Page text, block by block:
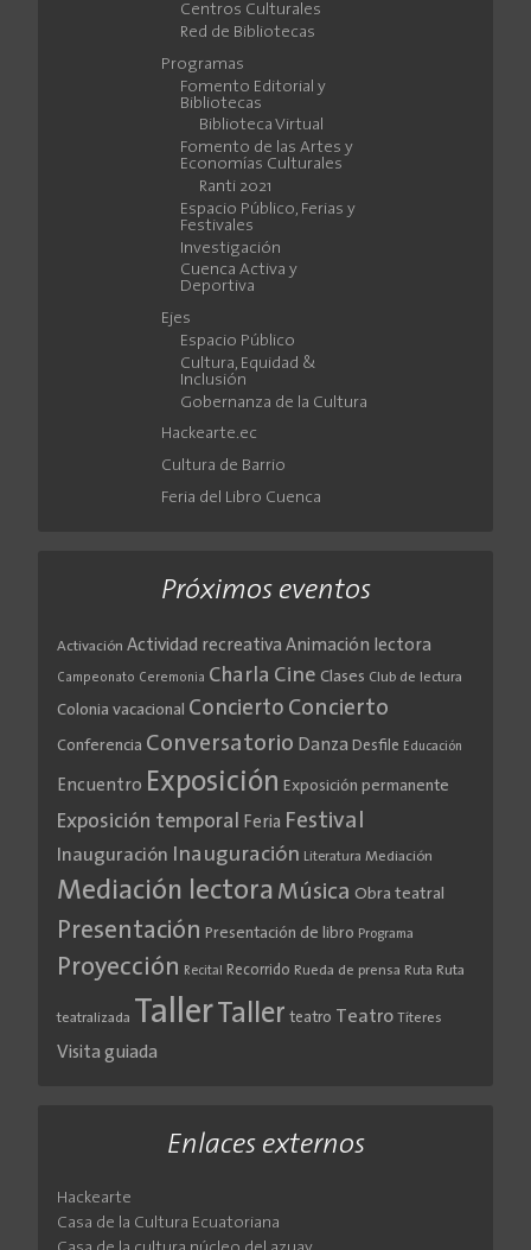
Centros Culturales
Red de Bibliotecas
Programas
Fomento Editorial y
Bibliotecas
Biblioteca Virtual
Fomento de las Artes y
Economías Culturales
Ranti 2021
Espacio Público, Ferias y
Festivales
Investigación
Cuenca Activa y
Deportiva
Ejes
Espacio Público
Cultura, Equidad &
Inclusión
Gobernanza de la Cultura
Hackearte.ec
Cultura de Barrio
Feria del Libro Cuenca
Próximos eventos
Activación Actividad recreativa Animación lectora
Campeonato Ceremonia Charla Cine Clases Club de lectura
Colonia vacacional Concierto Concierto
Conferencia Conversatorio Danza Desfile Educación
Encuentro Exposición Exposición permanente
Exposición temporal Feria Festival
Inauguración Inauguración Literatura Mediación
Mediación lectora Música Obra teatral
Presentación Presentación de libro Programa
Proyección Recital Recorrido Rueda de prensa Ruta Ruta
teatralizada TallerTaller teatro Teatro Títeres
Visita guiada
Enlaces externos
Hackearte
Casa de la Cultura Ecuatoriana